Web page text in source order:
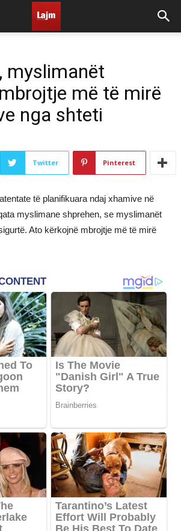
myslimanët
më të mirë
nga shteti
Twitter Pinterest
të planifikuara ndaj xhamive në
myslimane shprehen, se myslimanët
Ato kërkojnë mbrojtje më të mirë